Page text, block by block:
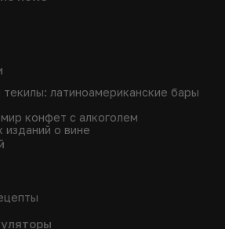
текилы: латиноамериканские бары
конфет с алкоголем
о вине